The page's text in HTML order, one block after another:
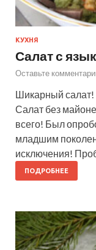
КУХНЯ
Салат с
Оставьте
Шикарный салат!
Салат без
всего! Был
младшим
исключения!
ПОДРОБНЕЕ